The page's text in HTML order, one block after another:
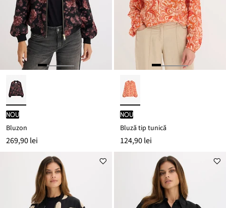
nou
Bluzon
269,90 lei
nou
Bluză tip tunică
124,90 lei